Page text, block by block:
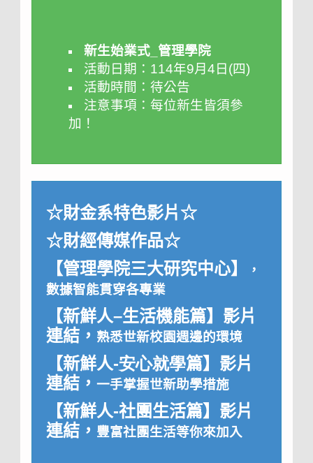
新生始業式_管理學院
活動日期：114年9月4日(四)
活動時間：待公告
注意事項：每位新生皆須參
加！
☆財金系特色影片☆
☆財經傳媒作品☆
【管理學院三大研究中心】
，
數據智能貫穿各專業
【新鮮人–生活機能篇】影片
連結， 熟悉世新校園週邊的環境
【新鮮人-安心就學篇】影片
連結， 一手掌握世新助學措施
【新鮮人-社團生活篇】影片
連結， 豐富社團生活等你來加入